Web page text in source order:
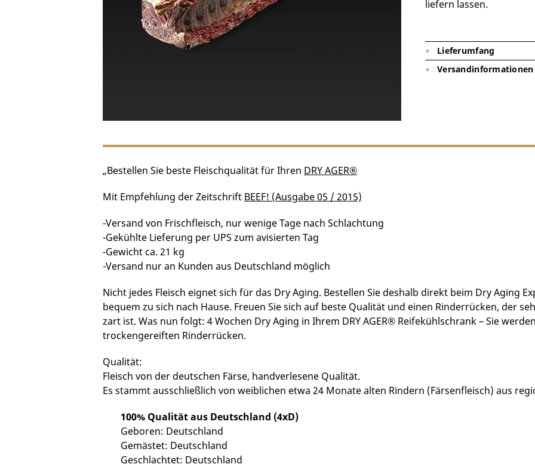
liefern lassen.
Lieferumfang
1 x Ganzer Rinderrücken, ohne
Versandinformationen
„Bestellen Sie beste Fleischqualität für Ihren DRY AGER®
Mit Empfehlung der Zeitschrift BEEF! (Ausgabe 05 / 2015)
-Versand von Frischfleisch, nur wenige Tage nach Schlachtung
-Gekühlte Lieferung per UPS zum avisierten Tag
-Gewicht ca. 21 kg
-Versand nur an Kunden aus Deutschland möglich
Nicht jedes Fleisch eignet sich für das Dry Aging. Bestellen Sie deshalb direkt beim Dry Aging
bequem zu sich nach Hause. Freuen Sie sich auf beste Qualität und einen Rinderrücken, der
zart ist. Was nun folgt: 4 Wochen Dry Aging in Ihrem DRY AGER® Reifekühlschrank – Sie
trockengereiften Rinderrücken.
Qualität:
Fleisch von der deutschen Färse, handverlesene Qualität.
Es stammt ausschließlich von weiblichen etwa 24 Monate alten Rindern (Färsenfleisch) aus
100% Qualität aus Deutschland (4xD)
Geboren: Deutschland
Gemästet: Deutschland
Geschlachtet: Deutschland